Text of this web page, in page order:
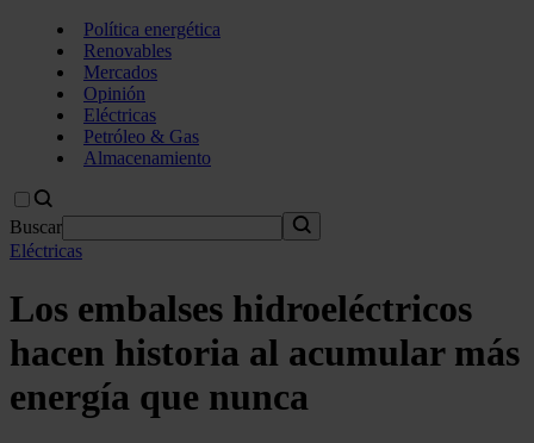
Política energética
Renovables
Mercados
Opinión
Eléctricas
Petróleo & Gas
Almacenamiento
Buscar
Eléctricas
Los embalses hidroeléctricos
hacen historia al acumular más
energía que nunca